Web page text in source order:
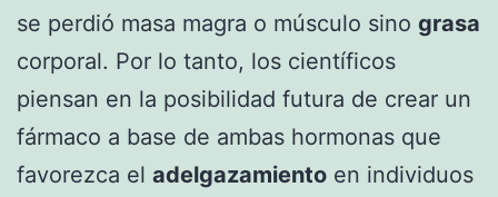
se perdió masa magra o músculo sino grasa
corporal. Por lo tanto, los científicos
piensan en la posibilidad futura de crear un
fármaco a base de ambas hormonas que
favorezca el adelgazamiento en individuos